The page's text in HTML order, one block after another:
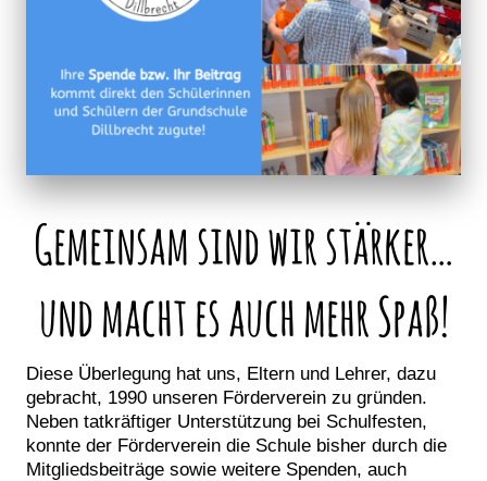
Gemeinsam sind wir stärker…
und macht es auch mehr Spaß!
Diese Überlegung hat uns, Eltern und Lehrer, dazu
gebracht, 1990 unseren Förderverein zu gründen.
Neben tatkräftiger Unterstützung bei Schulfesten,
konnte der Förderverein die Schule bisher durch die
Mitgliedsbeiträge sowie weitere Spenden, auch